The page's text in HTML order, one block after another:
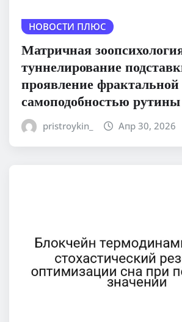
НОВОСТИ ПЛЮС
Матричная
туннелирование
проявление фрактальной
самоподобностью рутины
pristroykin_ Апр 30, 2026